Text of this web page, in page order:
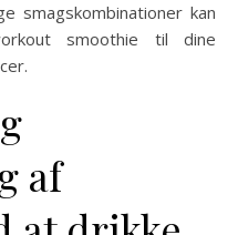
smagskombinationer kan
smoothie til dine
af